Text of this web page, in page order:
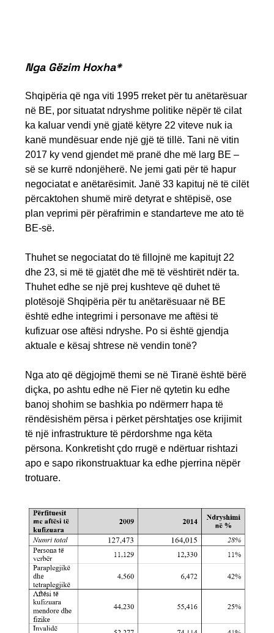
Nga Gëzim Hoxha*
Shqipëria që nga viti 1995 rreket për tu anëtarësuar
në BE, por situatat ndryshme politike nëpër të cilat
ka kaluar vendi ynë gjatë këtyre 22 viteve nuk ia
kanë mundësuar ende një gjë të tillë. Tani në vitin
2017 ky vend gjendet më pranë dhe më larg BE –
së se kurrë ndonjëherë. Ne jemi gati për të hapur
negociatat e anëtarësimit. Janë 33 kapituj në të cilët
përcaktohen shumë mirë detyrat e shtëpisë, ose
plan veprimi për përafrimin e standarteve me ato të
BE-së.
Thuhet se negociatat do të fillojnë me kapitujt 22
dhe 23, si më të gjatët dhe më të vështirët ndër ta.
Thuhet edhe se një prej kushteve që duhet të
plotësojë Shqipëria për tu anëtarësuaar në BE
është edhe integrimi i personave me aftësi të
kufizuar ose aftësi ndryshe. Po si është gjendja
aktuale e kësaj shtrese në vendin tonë?
Nga ato që dëgjojmë themi se në Tiranë është bërë
diçka, po ashtu edhe në Fier në qytetin ku edhe
banoj shohim se bashkia po ndërmerr hapa të
rëndësishëm përsa i përket përshtatjes ose krijimit
të një infrastrukture të përdorshme nga këta
përsona. Konkretisht çdo rrugë e ndërtuar rishtazi
apo e sapo rikonstruaktuar ka edhe pjerrina nëpër
trotuare.